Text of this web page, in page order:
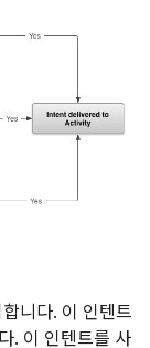
니다. 이 인텐트
. 이 인텐트를 사